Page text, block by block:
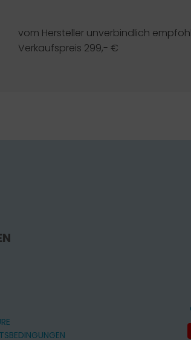
vom Hersteller unverbindlich
Verkaufspreis 299,- €